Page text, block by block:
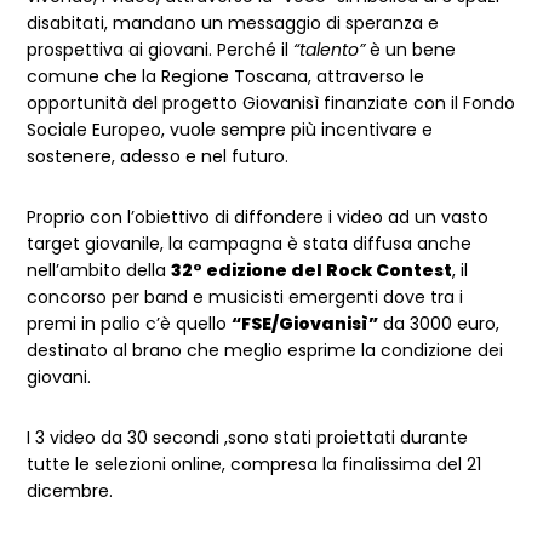
disabitati, mandano un messaggio di speranza e
prospettiva ai giovani. Perché il “talento” è un bene
comune che la Regione Toscana, attraverso le
opportunità del progetto Giovanisì finanziate con il Fondo
Sociale Europeo, vuole sempre più incentivare e
sostenere, adesso e nel futuro.
Proprio con l’obiettivo di diffondere i video ad un vasto
target giovanile, la campagna è stata diffusa anche
nell’ambito della 32° edizione del Rock Contest, il
concorso per band e musicisti emergenti dove tra i
premi in palio c’è quello “FSE/Giovanisì” da 3000 euro,
destinato al brano che meglio esprime la condizione dei
giovani.
I 3 video da 30 secondi ,sono stati proiettati durante
tutte le selezioni online, compresa la finalissima del 21
dicembre.